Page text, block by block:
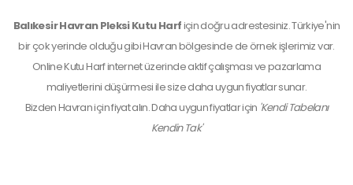
Balıkesir Havran Pleksi Kutu Harfiçin doğru adrestesiniz. Türkiye'nin
bir çok yerinde olduğu gibi Havran bölgesinde de örnek işlerimiz var.
Online Kutu Harf internet üzerinde aktif çalışması ve pazarlama
maliyetlerini düşürmesi ile size daha uygun fiyatlar sunar.
BizdenHavraniçin fiyat alın. Daha uygun fiyatlar için 'Kendi Tabelanı
Kendin Tak'